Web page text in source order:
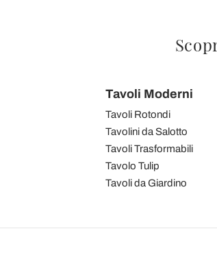
Tavoli Moderni
Tavoli Rotondi
Tavolini da Salotto
Tavoli Trasformabili
Tavolo Tulip
Tavoli da Giardino